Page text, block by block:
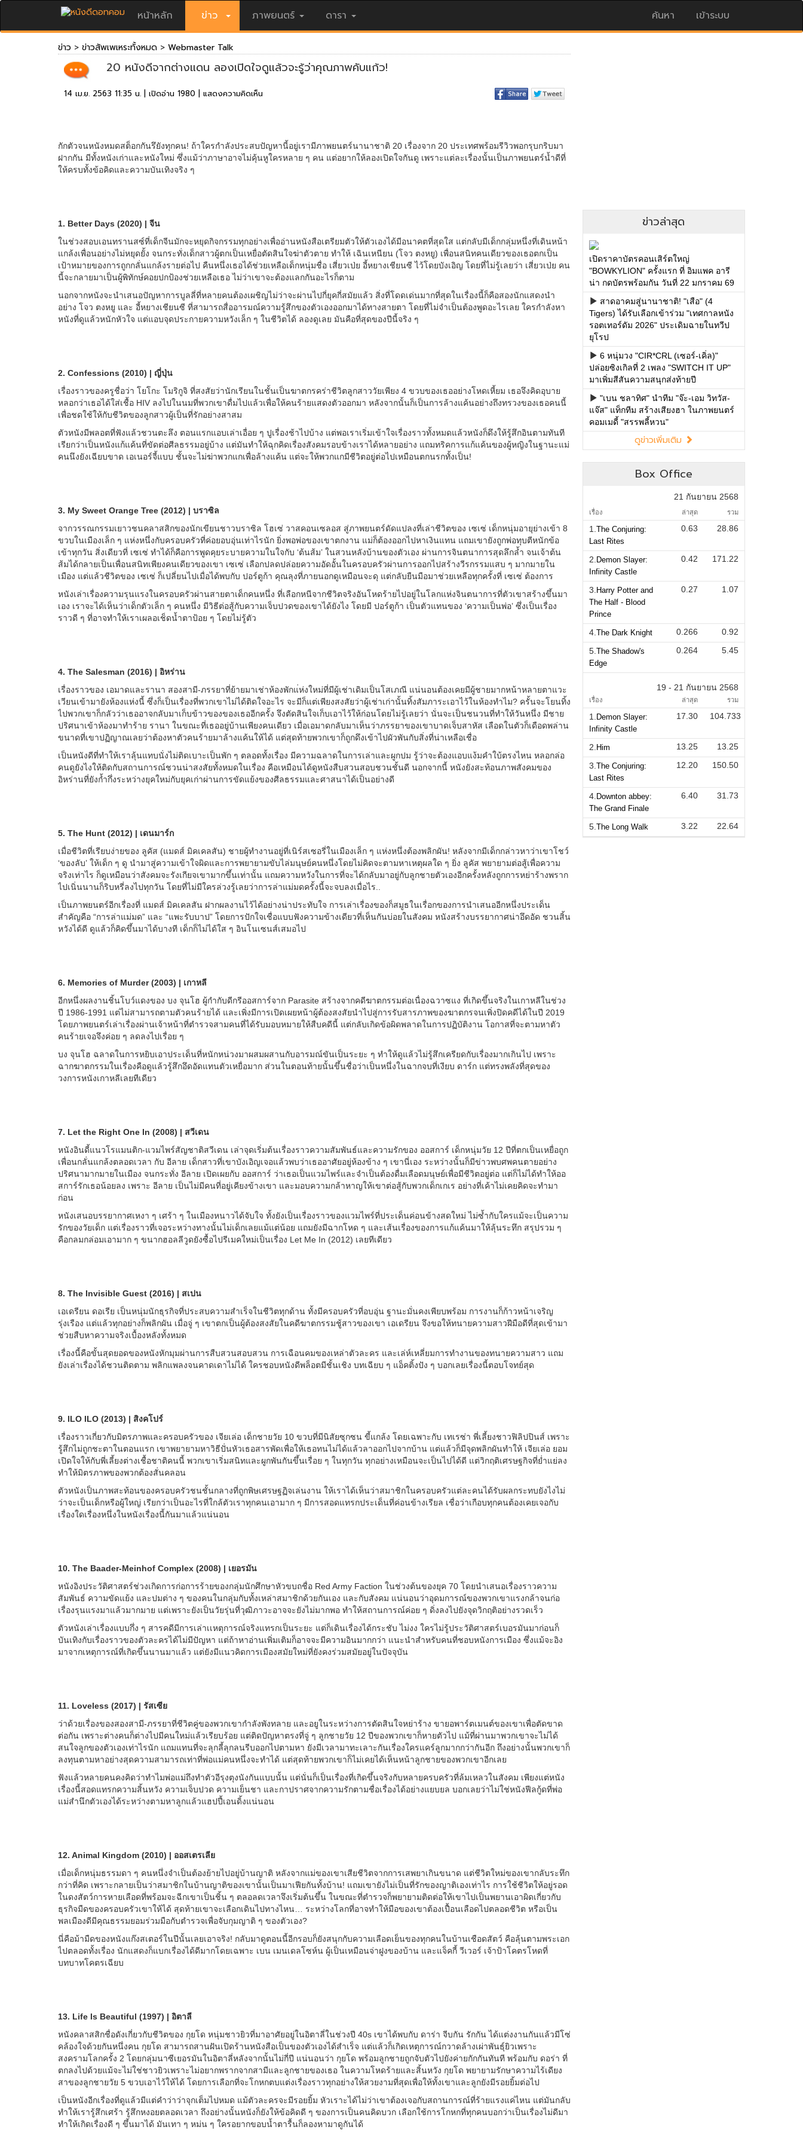
หน้าหลัก ข่าว ภาพยนตร์ ดารา ค้นหา เข้าระบบ
ข่าวล่าสุด
เปิดราคาบัตรคอนเสิร์ตใหญ่
"BOWKYLION" ครั้งแรก ที่ อิมแพค อารี
น่า กดบัตรพร้อมกัน วันที่ 22 มกราคม 69
สาดอาคมสู่นานาชาติ! "เสือ" (4
Tigers) ได้รับเลือกเข้าร่วม "เทศกาลหนัง
รอตเทอร์ดัม 2026" ประเดิมฉายในทวีป
ยุโรป
6 หนุ่มวง "CIR*CRL (เซอร์-เคิ่ล)"
ปล่อยซิงเกิลที่ 2 เพลง "SWITCH IT UP"
มาเพิ่มสีสันความสนุกส่งท้ายปี
"เบน ชลาทิศ" นำทีม "จ๊ะ-เอม วิทวัส-
แจ๊ส" แท็กทีม สร้างเสียงฮา ในภาพยนตร์
คอมเมดี้ "สรรพลี้หวน"
ดูข่าวเพิ่มเติม
Box Office
21 กันยายน 2568
เรื่อง ล่าสุด รวม
1. The Conjuring:
Last Rites
0.63 28.86
2. Demon Slayer:
Infinity Castle
0.42 171.22
3. Harry Potter and
The Half - Blood
Prince
0.27 1.07
4. The Dark Knight 0.266
0.92
5. The Shadow's
Edge
0.264 5.45
19 - 21 กันยายน 2568
เรื่อง ล่าสุด รวม
1. Demon Slayer:
Infinity Castle
17.30 104.733
2. Him 13.25
13.25
3. The Conjuring:
Last Rites
12.20 150.50
4. Downton abbey:
The Grand Finale
6.40 31.73
5. The Long Walk 3.22 22.64